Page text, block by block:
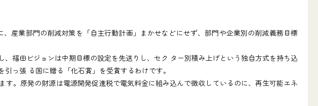
産業部門の削減対策を「自主行動計画」まかせなどにせず、部門や企業別の削減義務目標
福田ビジョンは中期目標の設定を先送りし、セク ター別積み上げという独自方式を持ち込
っ張 る国に贈る「化石賞」を受賞するわけです。
。原発の財源は電源開発促進税で電気料金に組み込んで徴収しているのに、再生可能エネ